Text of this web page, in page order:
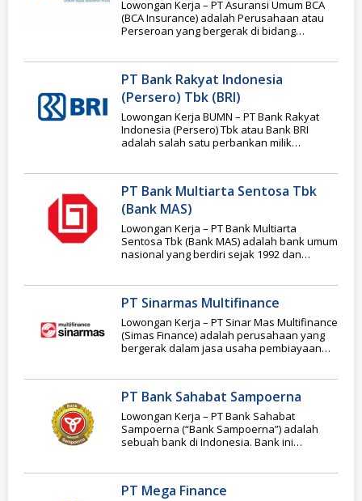
Lowongan Kerja – PT Asuransi Umum BCA
(BCA Insurance) adalah Perusahaan atau
Perseroan yang bergerak di bidang
PT Bank Rakyat Indonesia
(Persero) Tbk (BRI)
Lowongan Kerja BUMN – PT Bank Rakyat
Indonesia (Persero) Tbk atau Bank BRI
adalah salah satu perbankan milik
PT Bank Multiarta Sentosa Tbk
(Bank MAS)
Lowongan Kerja – PT Bank Multiarta
Sentosa Tbk (Bank MAS) adalah bank umum
nasional yang berdiri sejak 1992 dan
PT Sinarmas Multifinance
Lowongan Kerja – PT Sinar Mas Multifinance
(Simas Finance) adalah perusahaan yang
bergerak dalam jasa usaha pembiayaan
PT Bank Sahabat Sampoerna
Lowongan Kerja – PT Bank Sahabat
Sampoerna (“Bank Sampoerna”) adalah
sebuah bank di Indonesia. Bank ini
PT Mega Finance